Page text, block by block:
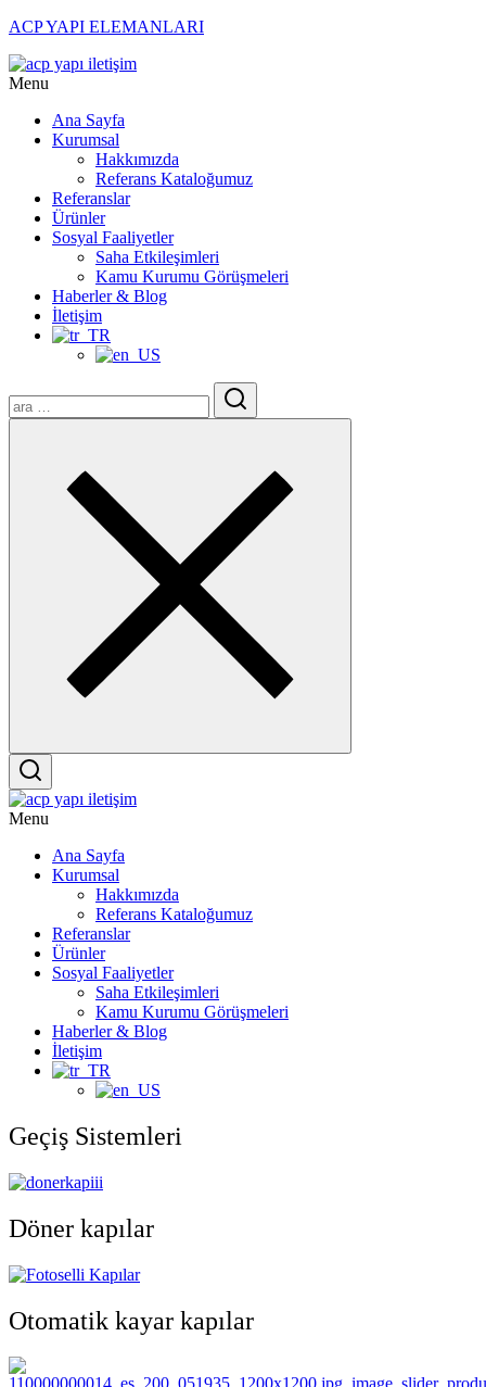
ACP YAPI ELEMANLARI
Menu
Ana Sayfa
Kurumsal
Hakkımızda
Referans Kataloğumuz
Referanslar
Ürünler
Sosyal Faaliyetler
Saha Etkileşimleri
Kamu Kurumu Görüşmeleri
Haberler & Blog
İletişim
Menu
Ana Sayfa
Kurumsal
Hakkımızda
Referans Kataloğumuz
Referanslar
Ürünler
Sosyal Faaliyetler
Saha Etkileşimleri
Kamu Kurumu Görüşmeleri
Haberler & Blog
İletişim
Geçiş Sistemleri
Döner kapılar
Otomatik kayar kapılar